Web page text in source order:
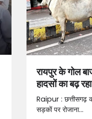
रायपुर के गोल
हादसों का बढ़
Raipur : छत्तीसगढ़
सड़कों पर रोजाना…